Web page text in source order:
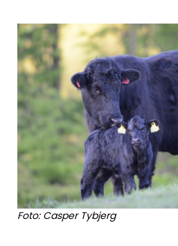
Foto: Casper Tybjerg